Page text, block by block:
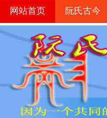
快捷导航
网站首页 阮氏古今
网上祭祀